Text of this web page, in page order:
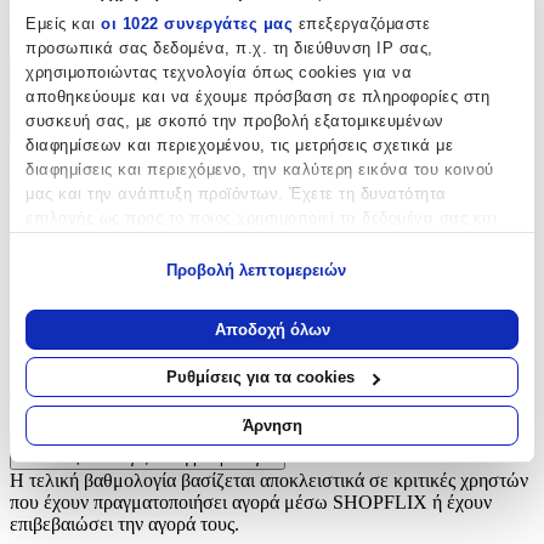
Εμείς και οι 1022 συνεργάτες μας επεξεργαζόμαστε
προσωπικά σας δεδομένα, π.χ. τη διεύθυνση IP σας,
χρησιμοποιώντας τεχνολογία όπως cookies για να
αποθηκεύουμε και να έχουμε πρόσβαση σε πληροφορίες στη
συσκευή σας, με σκοπό την προβολή εξατομικευμένων
διαφημίσεων και περιεχομένου, τις μετρήσεις σχετικά με
διαφημίσεις και περιεχόμενο, την καλύτερη εικόνα του κοινού
μας και την ανάπτυξη προϊόντων. Έχετε τη δυνατότητα
Να συλλέξουμε πληροφορίες σχετικά με τη γεωγραφική
σας τοποθεσία, οι οποίες μπορεί να είναι ακριβείς σε
απόσταση μερικών μέτρων
Να αναγνωρίσουμε τη συσκευή σας σαρώνοντας ενεργά
για συγκεκριμένα χαρακτηριστικά (δακτυλικό αποτύπωμα)
Μάθετε περισσότερα σχετικά με τον τρόπο επεξεργασίας των
προσωπικών σας δεδομένων και καθορίστε τις προτιμήσεις σας
στηνενότητα “Λεπτομέρειες”. Μπορείτε να αλλάξετε ή να
ανακαλέσετε τη συγκατάθεσή σας ανά πάσα στιγμή από τη
Προβολή λεπτομερειών
Αποδοχή όλων
Ρυθμίσεις για τα cookies
Άρνηση
Φερμουάρ
Χαρακτηριστικά
+
Χαρακτηριστικά
Είδος:
Αξιολογήσεις
Προς το παρόν δεν υπάρχουν άλλες αξιολογήσεις. Όταν
προστεθούν, θα εμφανιστούν εδώ.
Πώς υπολογίζεται η βαθμολογία
Η τελική βαθμολογία βασίζεται αποκλειστικά σε κριτικές χρηστών
που έχουν πραγματοποιήσει αγορά μέσω SHOPFLIX ή έχουν
επιβεβαιώσει την αγορά τους.